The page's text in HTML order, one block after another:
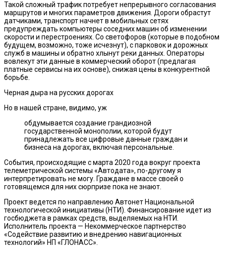
Такой сложный трафик потребует непрерывного согласования
маршрутов и многих параметров движения. Дороги обрастут
датчиками, транспорт начнет в мобильных сетях
предупреждать компьютеры соседних машин об изменении
скорости и перестроениях. Со светофоров (которые в подобном
будущем, возможно, тоже исчезнут), с парковок и дорожных
служб в машины и обратно хлынут реки данных. Операторы
вовлекут эти данные в коммерческий оборот (предлагая
платные сервисы на их основе), снижая цены в конкурентной
борьбе.
Черная дыра на русских дорогах
Но в нашей стране, видимо, уж
обдумывается создание грандиозной
государственной монополии, которой будут
принадлежать все цифровые данные граждан и
бизнеса на дорогах, включая персональные.
События, происходящие с марта 2020 года вокруг проекта
телеметрической системы «Автодата», по-другому я
интерпретировать не могу. Граждане в массе своей о
готовящемся для них сюрпризе пока не знают.
Проект ведется по направлению Автонет Национальной
технологической инициативы (НТИ). Финансирование идет из
госбюджета в рамках средств, выделяемых на НТИ.
Исполнитель проекта — Некоммерческое партнерство
«Содействие развитию и внедрению навигационных
технологий» НП «ГЛОНАСС».